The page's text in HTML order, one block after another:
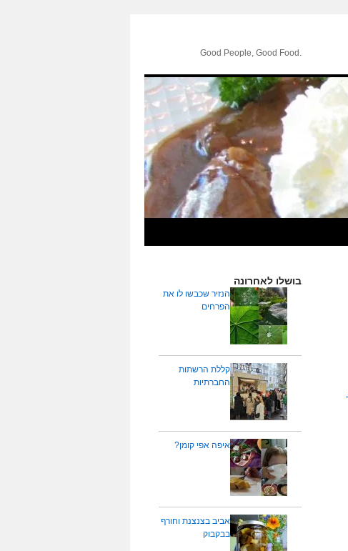
.Good People, Good Food
בושלו לאחרונה
הנזיר שכבשו לו את
הפרחים
קללת הרשתות
החברתיות
איפה אפי קומן?
אביב בצנצנת וחורף
בבקבוק